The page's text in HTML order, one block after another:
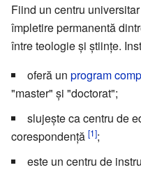
Fiind un centru
împletire permanentă
între teologie și științe.
oferă un program
"master" și "doctorat";
slujește ca centru de
corespondență [1];
este un centru de